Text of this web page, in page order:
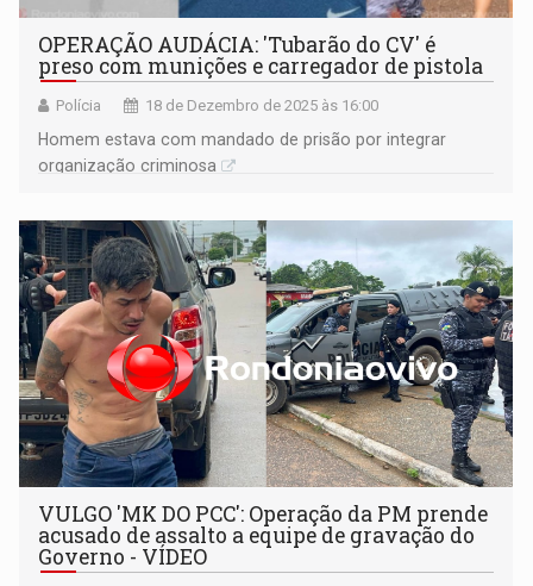
OPERAÇÃO AUDÁCIA: 'Tubarão do CV' é
preso com munições e carregador de pistola
Polícia 18 de Dezembro de 2025 às 16:00
Homem estava com mandado de prisão por integrar
organização criminosa
VULGO 'MK DO PCC': Operação da PM prende
acusado de assalto a equipe de gravação do
Governo - VÍDEO